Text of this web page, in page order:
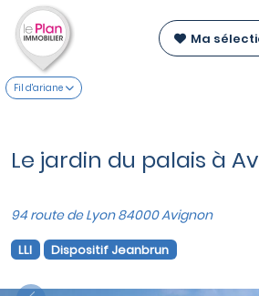
Ma
Fil d'ariane
Le jardin du palais à
94 route de Lyon 84000 Avignon
LLI Dispositif Jeanbrun